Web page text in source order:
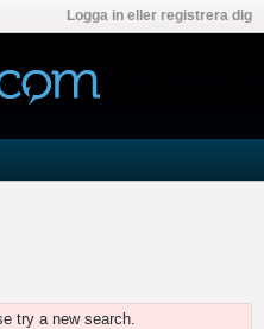
Logga in eller registrera dig
try a new search.